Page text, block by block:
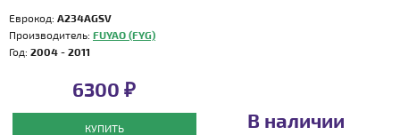
Еврокод: A234AGSV
Производитель: FUYAO (FYG)
Год: 2004 - 2011
6300 ₽
КУПИТЬ В наличии